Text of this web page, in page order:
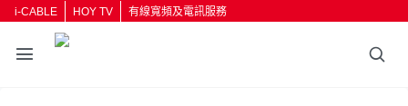
i-CABLE HOY TV 有線寬頻及電訊服務